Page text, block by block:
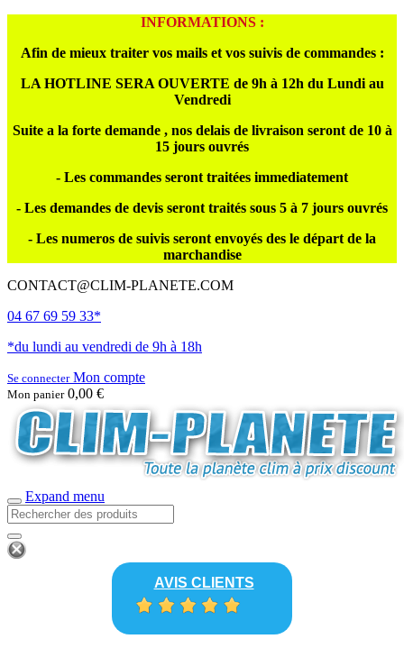
INFORMATIONS :
Afin de mieux traiter vos mails et vos suivis de commandes :
LA HOTLINE SERA OUVERTE de 9h à 12h du Lundi au
Vendredi
Suite a la forte demande , nos delais de livraison seront de 10 à
15 jours ouvrés
- Les commandes seront traitées immediatement
- Les demandes de devis seront traités sous 5 à 7 jours ouvrés
- Les numeros de suivis seront envoyés des le départ de la
marchandise
CONTACT@CLIM-PLANETE.COM
04 67 69 59 33*
*du lundi au vendredi de 9h à 18h
Se connecterMon compte
Mon panier 0,00 €
Expand menu
AVIS CLIENTS